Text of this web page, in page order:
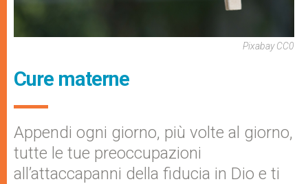
Pixabay CC0
Cure materne
Appendi ogni giorno, più volte al giorno,
tutte le tue preoccupazioni
all’attaccapanni della fiducia in Dio e ti